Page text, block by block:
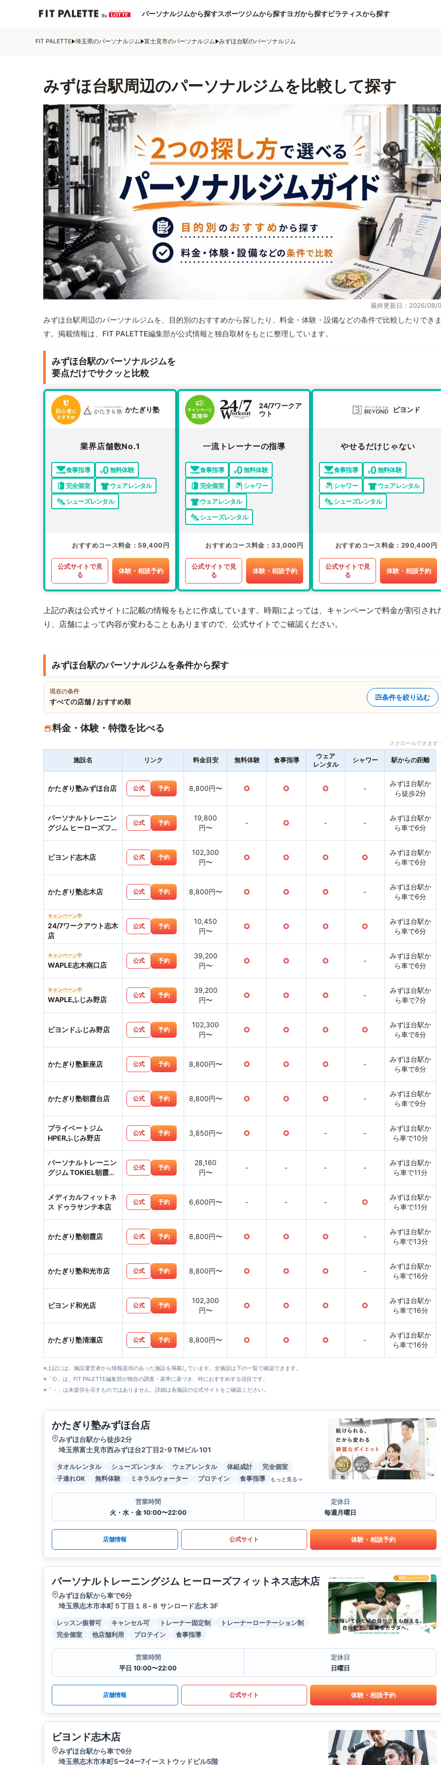
パーソナルジムから探すスポーツジムから探すヨガから探すピラティスから探す
FIT PALETTE 埼玉県のパーソナルジム 富士見市のパーソナルジム みずほ台駅のパーソナルジム
みずほ台駅周辺のパーソナルジムを比較して探す
最終更新日：2026/08/
みずほ台駅周辺のパーソナルジムを、目的別のおすすめから探したり、料金・体験・設備などの条件で比較したりでき
す。掲載情報は、FIT PALETTE編集部が公式情報と独自取材をもとに整理しています。
みずほ台駅のパーソナルジムを
要点だけでサクッと比較
かたぎり塾
業界店舗数No.1
食事指導
無料体験
完全個室
ウェアレンタル
シューズレンタル
おすすめコース料金 59,400円
公式サイトで見
る
体験・相談予約
24/7ワークア
ウト
一流トレーナーの指導
食事指導
無料体験
完全個室
シャワー
ウェアレンタル
シューズレンタル
おすすめコース料金 33,000円
公式サイトで見
る
体験・相談予約
ビヨンド
やせるだけじゃない
食事指導
無料体験
シャワー
ウェアレンタル
シューズレンタル
おすすめコース料金 290,400円
公式サイトで見
る
体験・相談予約
上記の表は公式サイトに記載の情報をもとに作成しています。時期によっては、キャンペーンで料金が割引され
り、店舗によって内容が変わることもありますので、公式サイトでご確認ください。
みずほ台駅のパーソナルジムを条件から探す
現在の条件
すべての店舗 / おすすめ順
条件を絞り込む
料金・体験・特徴を比べる
スクロールできま
施設名 リンク 料金目安 無料体験 食事指導
ウェア
レンタル
シャワー 駅からの距離
かたぎり塾みずほ台店 公式 予約 8,800円〜 ○ ○ ○ -
みずほ台駅か
ら徒歩2分
パーソナルトレーニン
グジム ヒーローズフィ
公式 予約
19,800
円〜
- ○ - -
みずほ台駅か
ら車で6分
ビヨンド志木店 公式 予約
102,300
円〜
○ ○ ○ ○
みずほ台駅か
ら車で6分
かたぎり塾志木店 公式 予約 8,800円〜 ○ ○ ○ -
みずほ台駅か
ら車で6分
キャンペーン中
24/7ワークアウト志木
店
公式 予約
10,450
円〜
○ ○ ○ ○
みずほ台駅か
ら車で6分
キャンペーン中
WAPLE志木南口店
公式 予約
39,200
円〜
○ ○ ○ -
みずほ台駅か
ら車で6分
キャンペーン中
WAPLEふじみ野店
公式 予約
39,200
円〜
○ ○ ○ -
みずほ台駅か
ら車で7分
ビヨンドふじみ野店 公式 予約
102,300
円〜
○ ○ ○ ○
みずほ台駅か
ら車で8分
かたぎり塾新座店 公式 予約 8,800円〜 ○ ○ ○ -
みずほ台駅か
ら車で8分
かたぎり塾朝霞台店 公式 予約 8,800円〜 ○ ○ ○ -
みずほ台駅か
ら車で9分
プライベートジム
HPERふじみ野店
公式 予約 3,850円〜 ○ ○ - -
みずほ台駅か
ら車で10分
パーソナルトレーニン
グジム TOKIEL朝霞溝
公式 予約
28,160
円〜
- - - -
みずほ台駅か
ら車で11分
メディカルフィットネ
ス ドゥラサンテ本店
公式 予約 6,600円〜 - - - ○
みずほ台駅か
ら車で11分
かたぎり塾朝霞店 公式 予約 8,800円〜 ○ ○ ○ -
みずほ台駅か
ら車で13分
かたぎり塾和光市店 公式 予約 8,800円〜 ○ ○ ○ -
みずほ台駅か
ら車で16分
ビヨンド和光店 公式 予約
102,300
円〜
○ ○ ○ ○
みずほ台駅か
ら車で16分
かたぎり塾清瀬店 公式 予約 8,800円〜 ○ ○ ○ -
みずほ台駅か
ら車で16分
※上記には、施設運営者から情報提供のあった施設を掲載しています。全施設は下の一覧で確認できます。
※「○」は、FIT PALETTE編集部が独自の調査・基準に基づき、特におすすめする項目です。
※「－」は未提供を示すものではありません。詳細は各施設の公式サイトをご確認ください。
かたぎり塾みずほ台店
みずほ台駅から徒歩2分
埼玉県富士見市西みずほ台2丁目2-9 TMビル 101
タオルレンタル シューズレンタル ウェアレンタル 体組成計
完全個室
子連れOK
無料体験 ミネラルウォーター プロテイン 食事指導 もっと見る
営業時間
火・水・金 10:00〜22:00
定休日
毎週月曜日
店舗情報 公式サイト 体験・相談予約
パーソナルトレーニングジム ヒーローズフィットネス志木店
みずほ台駅から車で6分
埼玉県志木市本町５丁目１８-８ サンロード志木 3F
レッスン振替可 キャンセル可 トレーナー固定制
トレーナーローテーション制
完全個室
他店舗利用 プロテイン 食事指導
営業時間
平日 10:00〜22:00
定休日
日曜日
店舗情報 公式サイト 体験・相談予約
ビヨンド志木店
みずほ台駅から車で6分
埼玉県志木市本町5ー24ー7イーストウッドビル5階